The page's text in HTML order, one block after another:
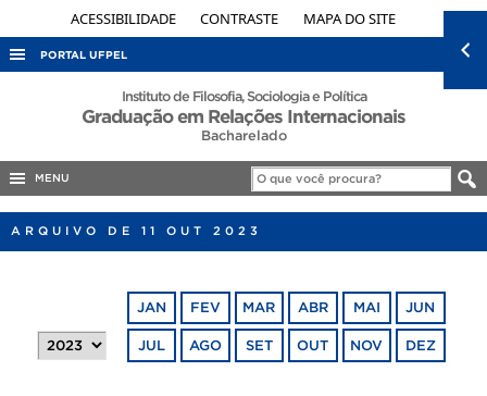
ACESSIBILIDADE CONTRASTE MAPA DO SITE
PORTAL UFPEL
ACESSO À INFORMAÇÃO
PORTARIAS
Instituto de Filosofia, Sociologia e Política
Graduação em Relações Internacionais
Bacharelado
MENU
ARQUIVO DE 11 OUT 2023
JAN FEV MAR ABR MAI JUN
JUL AGO SET OUT NOV DEZ